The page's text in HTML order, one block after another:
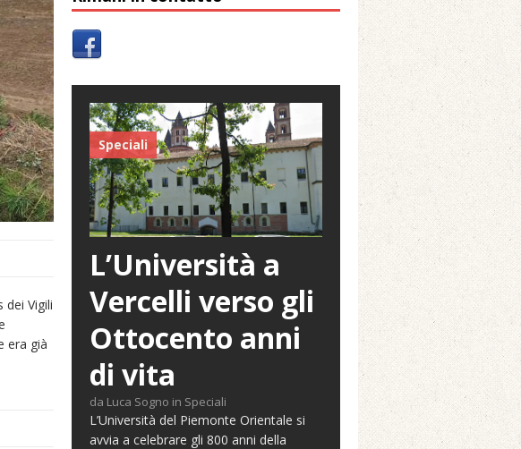
Vigili
era già
Speciali
L’Università a
Vercelli verso gli
Ottocento anni
di vita
da Luca Sogno in Speciali
L’Università del Piemonte Orientale si
avvia a celebrare gli 800 anni della